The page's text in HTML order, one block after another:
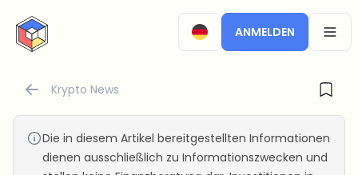
CryptoTicker
ANMELDEN
Krypto News
Die in diesem Artikel bereitgestellten Informationen
dienen ausschließlich zu Informationszwecken und